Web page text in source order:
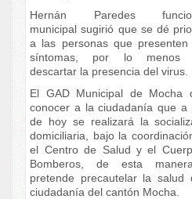
Hernán Paredes
municipal sugirió que se dé
a las personas que presenten
síntomas, por lo menos
descartar la presencia del virus.
El GAD Municipal de Mocha
conocer a la ciudadanía que a
de hoy se realizará la
domiciliaria, bajo la
el Centro de Salud y el
Bomberos, de esta
pretende precautelar la salud
ciudadanía del cantón Mocha.